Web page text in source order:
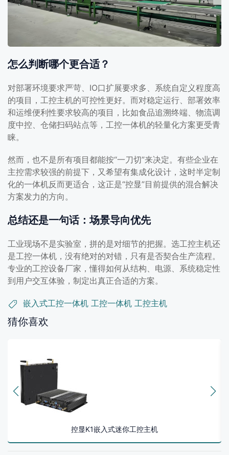
怎么判断哪个更合适？
对部署环境要求严苛、IO口扩展要求多、系统自定义程度高
的项目，工控主机的可控性更好。而对稳定运行、部署效率
和运维便利性要求较高的项目，比如食品追溯终端、物流调
度中控、仓储扫码站点等，工控一体机的轻量化方案更受青
睐。
然而，也不是所有项目都能按“一刀切”来决定。有些企业在
主控需求较强的前提下，又希望有集成化设计，这时半定制
化的一体机反而更适合，这正是“控显”目前提供的混合解决
方案发力的方向。
总结还是一句话：场景导向优先
工业现场不是实验室，拼的是对细节的把握。选工控主机还
是工控一体机，没有绝对的对错，只有是否契合生产流程。
专业的工控设备厂家，懂得如何从结构、电源、系统稳定性
到用户交互体验，制定出真正合适的方案。
嵌入式工控一体机 工控一体机 工控主机
猜你喜欢
控显K1嵌入式迷你工控主机